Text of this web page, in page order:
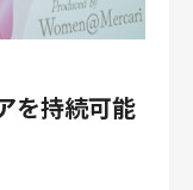
を持続可能